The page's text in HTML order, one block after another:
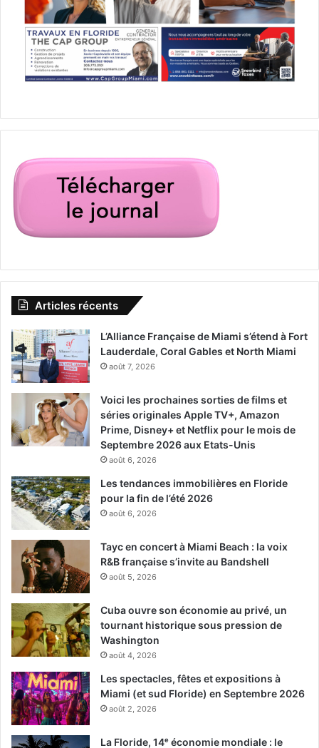
Articles récents
L’Alliance Française de Miami s’étend à Fort
Lauderdale, Coral Gables et North Miami
août 7, 2026
Voici les prochaines sorties de films et
séries originales Apple TV+, Amazon
Prime, Disney+ et Netflix pour le mois de
Septembre 2026 aux Etats-Unis
août 6, 2026
Les tendances immobilières en Floride
pour la fin de l’été 2026
août 6, 2026
Tayc en concert à Miami Beach : la voix
R&B française s’invite au Bandshell
août 5, 2026
Cuba ouvre son économie au privé, un
tournant historique sous pression de
Washington
août 4, 2026
Les spectacles, fêtes et expositions à
Miami (et sud Floride) en Septembre 2026
août 2, 2026
La Floride, 14ᵉ économie mondiale : le